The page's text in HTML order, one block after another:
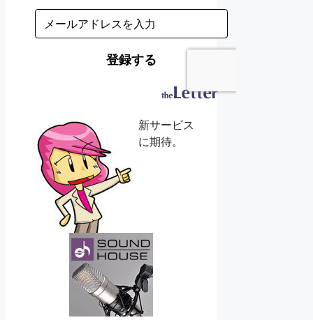
新サービス
に期待。